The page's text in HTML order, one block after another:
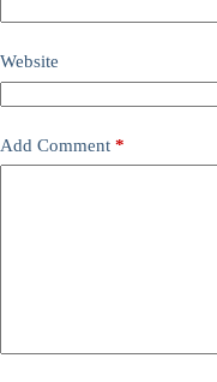
Website
Add Comment *